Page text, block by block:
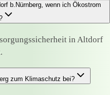
b.Nürnberg, wenn ich Ökostrom
in Altdorf
zum Klimaschutz bei?